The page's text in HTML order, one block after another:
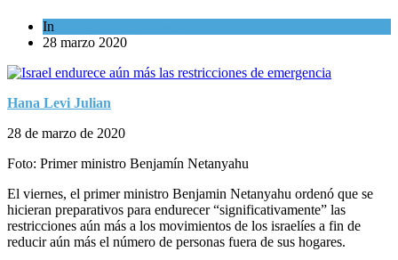
In
28 marzo 2020
Hana Levi Julian
28 de marzo de 2020
Foto: Primer ministro Benjamín Netanyahu
El viernes, el primer ministro Benjamin Netanyahu ordenó que se
hicieran preparativos para endurecer “significativamente” las
restricciones aún más a los movimientos de los israelíes a fin de
reducir aún más el número de personas fuera de sus hogares.